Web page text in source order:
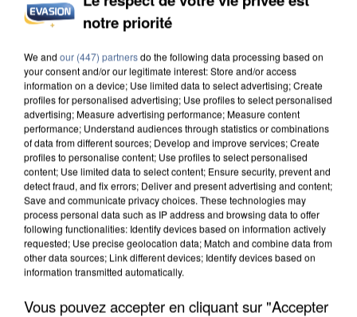
INCENDIES : L’ÎLE-DE-FRANCE LANCE UN ÉLAN
DE SOLIDARITÉ AVEC LES...
notre priorité
We and our (447) partnersdo the following data processing based on
your consent and/or our legitimate interest: Store and/or access
information on a device; Use limited data to select advertising; Create
profiles for personalised advertising; Use profiles to select personalised
advertising; Measure advertising performance; Measure content
performance; Understand audiences through statistics or combinations
of data from different sources; Develop and improve services; Create
profiles to personalise content; Use profiles to select personalised
content; Use limited data to select content; Ensure security, prevent and
detect fraud, and fix errors; Deliver and present advertising and content;
Save and communicate privacy choices. These technologies may
process personal data such as IP address and browsing data to offer
following functionalities: Identify devices based on information actively
requested; Use precise geolocation data; Match and combine data from
other data sources; Link different devices; Identify devices based on
information transmitted automatically.
Vous pouvez accepter en cliquant sur "Accepter